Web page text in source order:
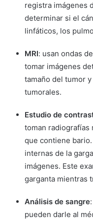
registra imágenes
determinar si el
linfáticos, los
MRI: usan ondas
tomar imágenes
tamaño del tumor
tumorales.
Estudio de
toman radiografías
que contiene
internas de la
imágenes. Este
garganta mientras
Análisis de sangre
pueden darle al